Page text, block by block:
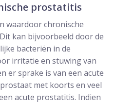
prostatitis
waardoor chronische
kan bijvoorbeeld door de
bacteriën in de
irritatie en stuwing van
er sprake is van een acute
met koorts en veel
acute prostatitis. Indien